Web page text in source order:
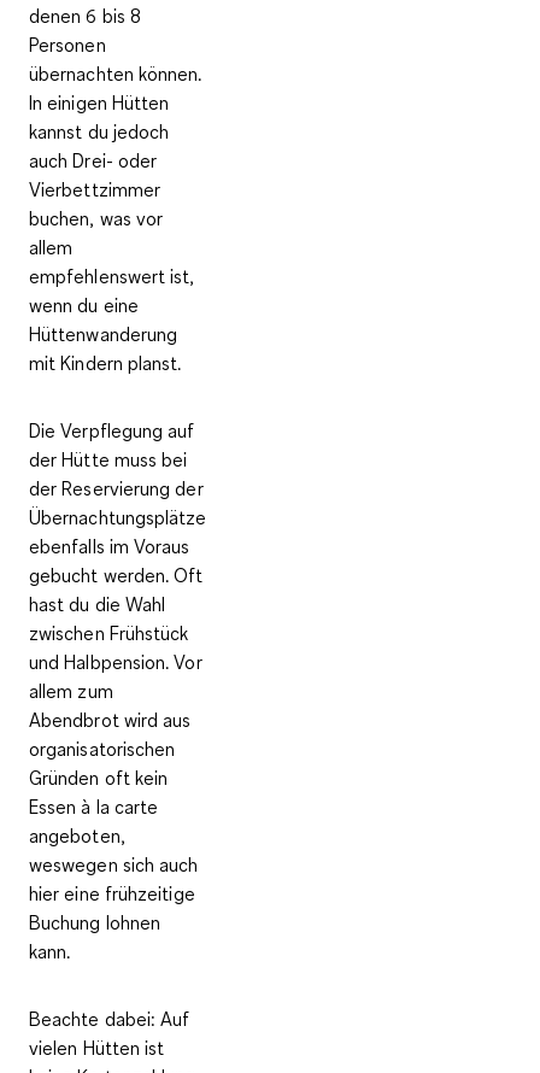
denen 6 bis 8
Personen
übernachten können.
In einigen Hütten
kannst du jedoch
auchDrei- oder
Vierbettzimmer
buchen, was vor
allem
empfehlenswert ist,
wenn du eine
Hüttenwanderung
mit Kindern planst.
DieVerpflegung auf
der Hütte muss bei
der Reservierung der
Übernachtungsplätze
ebenfalls im Voraus
gebucht werden. Oft
hast du die Wahl
zwischen Frühstück
und Halbpension. Vor
allem zum
Abendbrot wird aus
organisatorischen
Gründen oft kein
Essen à la carte
angeboten,
weswegen sich auch
hier eine frühzeitige
Buchung lohnen
kann.
Beachte dabei: Auf
vielen Hütten ist